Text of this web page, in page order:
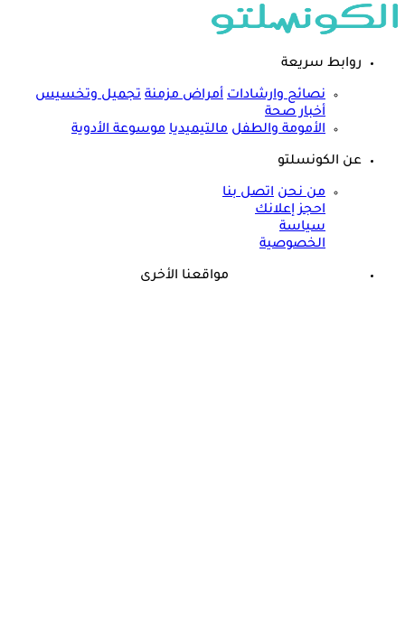
روابط سريعة
نصائح وارشادات أمراض مزمنة تجميل وتخسيس
أخبار صحة
الأمومة والطفل مالتيميديا موسوعة الأدوية
عن الكونسلتو
من نحن اتصل بنا
احجز إعلانك
سياسة
الخصوصية
مواقعنا الأخرى